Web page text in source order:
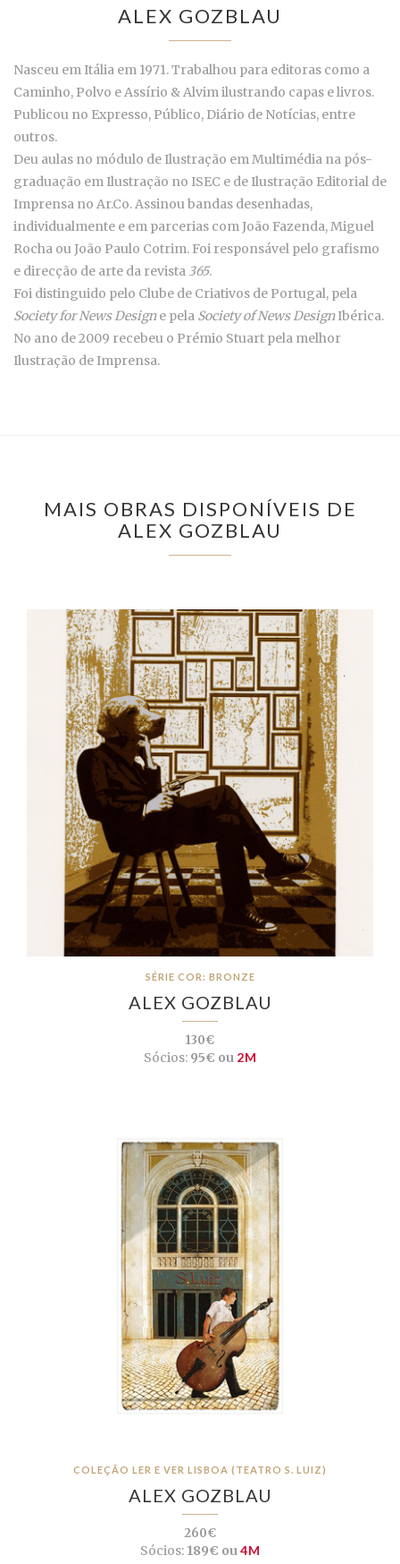
ALEX GOZBLAU
Nasceu em Itália em 1971. Trabalhou para editoras como a
Caminho, Polvo e Assírio & Alvim ilustrando capas e livros.
Publicou no Expresso, Público, Diário de Notícias, entre
outros.
Deu aulas no módulo de Ilustração em Multimédia na pós-
graduação em Ilustração no ISEC e de Ilustração Editorial de
Imprensa no Ar.Co. Assinou bandas desenhadas,
individualmente e em parcerias com João Fazenda, Miguel
Rocha ou João Paulo Cotrim. Foi responsável pelo grafismo
e direcção de arte da revista 365.
Foi distinguido pelo Clube de Criativos de Portugal, pela
Society for News Designe pela Society of NewsDesignIbérica.
No ano de 2009 recebeu o Prémio Stuart pela melhor
Ilustração de Imprensa.
MAIS OBRAS DISPONÍVEIS DE
ALEX GOZBLAU
SÉRIE COR: BRONZE
ALEX GOZBLAU
130€
Sócios:95€ ou 2M
COLEÇÃO LER E VER LISBOA (TEATRO S. LUIZ)
ALEX GOZBLAU
260€
Sócios:189€ ou4M